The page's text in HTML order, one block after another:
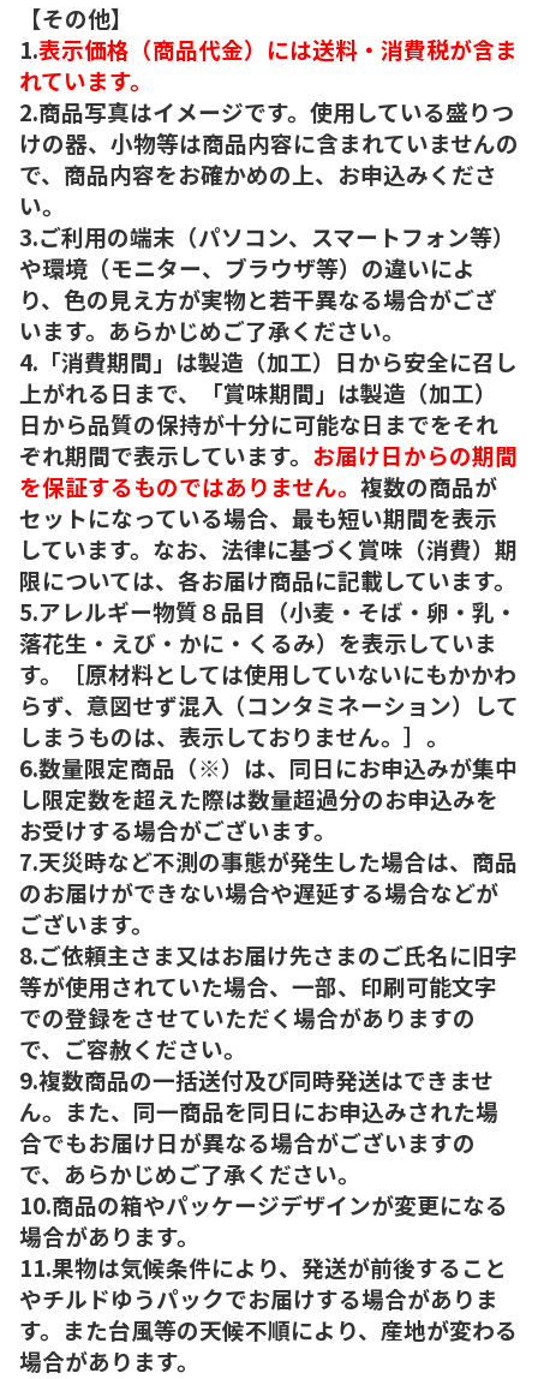
【その他】
1.表示価格（商品代金）には送料・消費税が含ま
れています。
2.商品写真はイメージです。使用している盛りつ
けの器、小物等は商品内容に含まれていませんの
で、商品内容をお確かめの上、お申込みくださ
い。
3.ご利用の端末（パソコン、スマートフォン等）
や環境（モニター、ブラウザ等）の違いによ
り、色の見え方が実物と若干異なる場合がござ
います。あらかじめご了承ください。
4.「消費期間」は製造（加工）日から安全に召し
上がれる日まで、「賞味期間」は製造（加工）
日から品質の保持が十分に可能な日までをそれ
ぞれ期間で表示しています。 お届け日からの期間
を保証するものではありません。 複数の商品が
セットになっている場合、最も短い期間を表示
しています。なお、法律に基づく賞味（消費）期
限については、各お届け商品に記載しています。
5.アレルギー物質８品目（小麦・そば・卵・乳・
落花生・えび・かに・くるみ）を表示していま
す。［原材料としては使用していないにもかかわ
らず、意図せず混入（コンタミネーション）して
しまうものは、表示しておりません。］。
6.数量限定商品（※）は、同日にお申込みが集中
し限定数を超えた際は数量超過分のお申込みを
お受けする場合がございます。
7.天災時など不測の事態が発生した場合は、商品
のお届けができない場合や遅延する場合などが
ございます。
8.ご依頼主さま又はお届け先さまのご氏名に旧字
等が使用されていた場合、一部、印刷可能文字
での登録をさせていただく場合がありますの
で、ご容赦ください。
9.複数商品の一括送付及び同時発送はできませ
ん。また、同一商品を同日にお申込みされた場
合でもお届け日が異なる場合がございますの
で、あらかじめご了承ください。
10.商品の箱やパッケージデザインが変更になる
場合があります。
11.果物は気候条件により、発送が前後すること
やチルドゆうパックでお届けする場合がありま
す。また台風等の天候不順により、産地が変わる
場合があります。